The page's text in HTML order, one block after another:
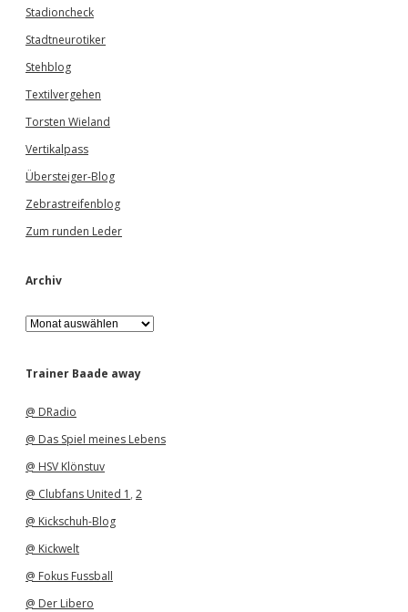
Stadioncheck
Stadtneurotiker
Stehblog
Textilvergehen
Torsten Wieland
Vertikalpass
Übersteiger-Blog
Zebrastreifenblog
Zum runden Leder
Archiv
A
r
h
Trainer Baade away
@ DRadio
@ Das Spiel meines Lebens
@ HSV Klönstuv
@ Clubfans United 1 , 2
@ Kickschuh-Blog
@ Kickwelt
@ Fokus Fussball
@ Der Libero